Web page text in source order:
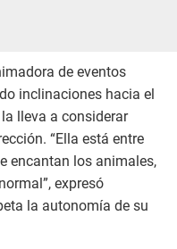
de eventos
inclinaciones hacia el
lleva a considerar
“Ella está entre
encantan los animales,
expresó
la autonomía de su